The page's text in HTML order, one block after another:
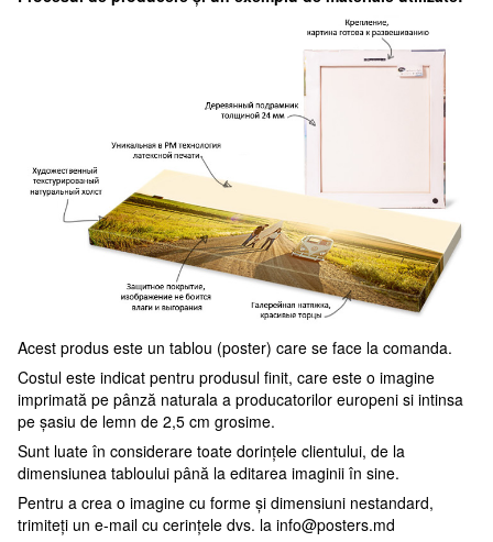
Acest produs este un tablou (poster) care se face la comanda.
Costul este indicat pentru produsul finit, care este o imagine
imprimată pe pânză naturala a producatorilor europeni si intinsa
pe șasiu de lemn de 2,5 cm grosime.
Sunt luate în considerare toate dorințele clientului, de la
dimensiunea tabloului până la editarea imaginii în sine.
Pentru a crea o imagine cu forme și dimensiuni nestandard,
trimiteți un e-mail cu cerințele dvs. la info@posters.md